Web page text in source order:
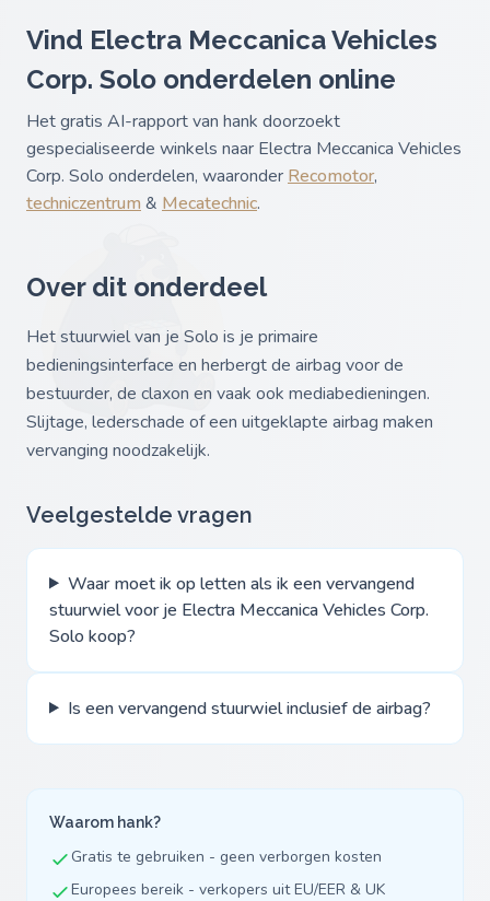
Vind Electra Meccanica Vehicles
Corp. Solo onderdelen online
Het gratis AI-rapport van hank doorzoekt
gespecialiseerde winkels naar Electra Meccanica Vehicles
Corp. Solo onderdelen, waaronder Recomotor,
techniczentrum & Mecatechnic.
Over dit onderdeel
Het stuurwiel van je Solo is je primaire
bedieningsinterface en herbergt de airbag voor de
bestuurder, de claxon en vaak ook mediabedieningen.
Slijtage, lederschade of een uitgeklapte airbag maken
vervanging noodzakelijk.
Veelgestelde vragen
Waar moet ik op letten als ik een vervangend
stuurwiel voor je Electra Meccanica Vehicles Corp.
Solo koop?
Is een vervangend stuurwiel inclusief de airbag?
Waarom hank?
Gratis te gebruiken - geen verborgen kosten
Europees bereik - verkopers uit EU/EER & UK